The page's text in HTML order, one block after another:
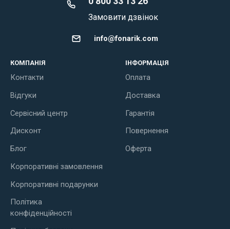
Замовити дзвінок
info@fonarik.com
КОМПАНІЯ
Контакти
Відгуки
Сервісний центр
Дисконт
Блог
Корпоративні замовлення
Корпоративні подарунки
Політика
конфіденційності
ІНФОРМАЦІЯ
Оплата
Доставка
Гарантія
Повернення
Оферта